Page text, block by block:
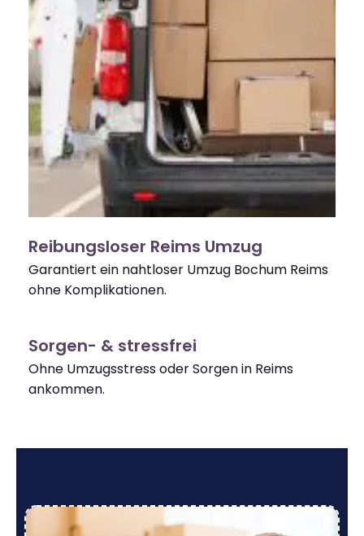
Reibungsloser Reims Umzug
Garantiert ein nahtloser Umzug Bochum Reims
ohne Komplikationen.
Sorgen- & stressfrei
Ohne Umzugsstress oder Sorgen in Reims
ankommen.